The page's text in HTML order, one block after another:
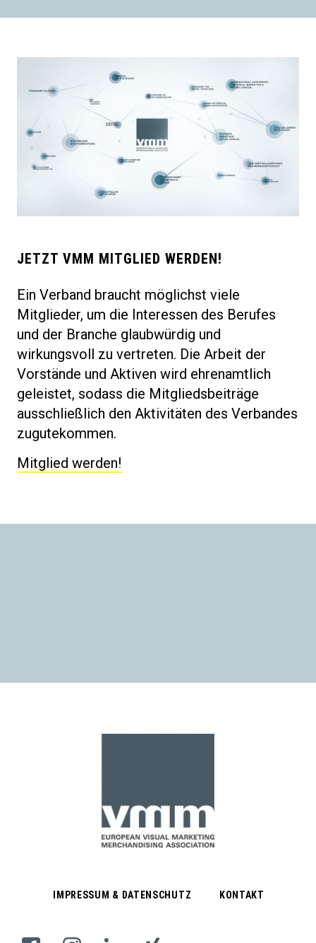
JETZT VMM MITGLIED WERDEN!
Ein Verband braucht möglichst viele
Mitglieder, um die Interessen des Berufes
und der Branche glaubwürdig und
wirkungsvoll zu vertreten. Die Arbeit der
Vorstände und Aktiven wird ehrenamtlich
geleistet, sodass die Mitgliedsbeiträge
ausschließlich den Aktivitäten des Verbandes
zugutekommen.
Mitglied werden!
IMPRESSUM & DATENSCHUTZ KONTAKT